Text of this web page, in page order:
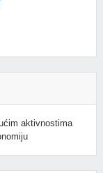
aktivnostima